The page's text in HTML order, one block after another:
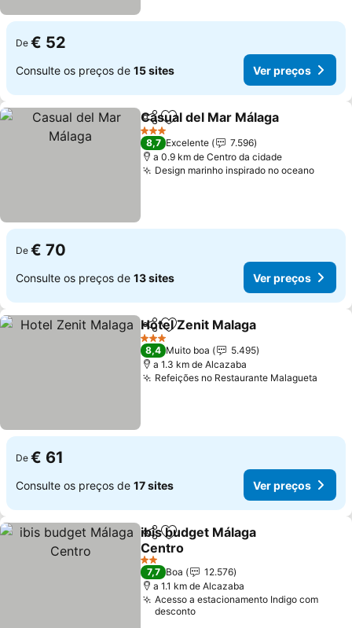
De € 52
Consulte os preços de 15 sites Ver preços
PartilharAdicionar aos favoritos
Casual del Mar Málaga
3 Estrelas
8,7 Excelente
7.596
a 0.9 km de Centro da cidade
Design marinho inspirado no oceano
De € 70
Consulte os preços de 13 sites Ver preços
PartilharAdicionar aos favoritos
Hotel Zenit Malaga
3 Estrelas
8,4 Muito boa
5.495
a 1.3 km de Alcazaba
Refeições no Restaurante Malagueta
De € 61
Consulte os preços de 17 sites Ver preços
PartilharAdicionar aos favoritos
ibis budget Málaga
Centro
2 Estrelas
7,7 Boa
12.576
a 1.1 km de Alcazaba
Acesso a estacionamento Indigo com
desconto